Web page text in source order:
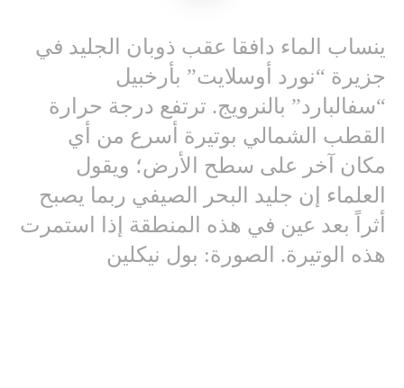
ينساب الماء دافقا عقب ذوبان الجليد في
جزيرة “نورد أوسلايت” بأرخبيل
“سفالبارد” بالنرويج. ترتفع درجة حرارة
القطب الشمالي بوتيرة أسرع من أي
مكان آخر على سطح الأرض؛ ويقول
العلماء إن جليد البحر الصيفي ربما يصبح
أثراً بعد عين في هذه المنطقة إذا استمرت
هذه الوتيرة. الصورة: بول نيكلين